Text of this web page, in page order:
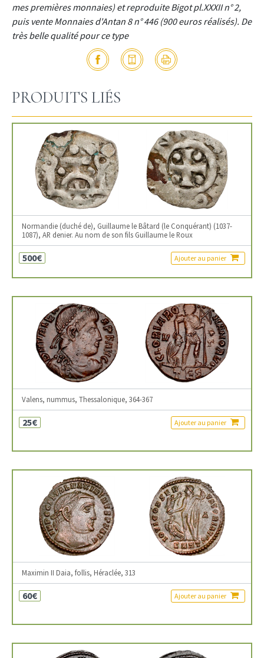
mes premières monnaies) et reproduite Bigot pl.XXXII n° 2,
puis vente Monnaies d'Antan 8 n° 446 (900 euros réalisés). De
très belle qualité pour ce type
PRODUITS LIÉS
Normandie (duché de), Guillaume le Bâtard (le Conquérant) (1037-
1087), AR denier. Au nom de son fils Guillaume le Roux
500€ Ajouter au panier
Valens, nummus, Thessalonique, 364-367
25€ Ajouter au panier
Maximin II Daia, follis, Héraclée, 313
60€ Ajouter au panier